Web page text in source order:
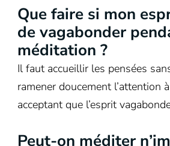
Que faire si mon
de vagabonder
méditation ?
Il faut accueillir les pensées
ramener doucement l’attention
acceptant que l’esprit
Peut-on méditer